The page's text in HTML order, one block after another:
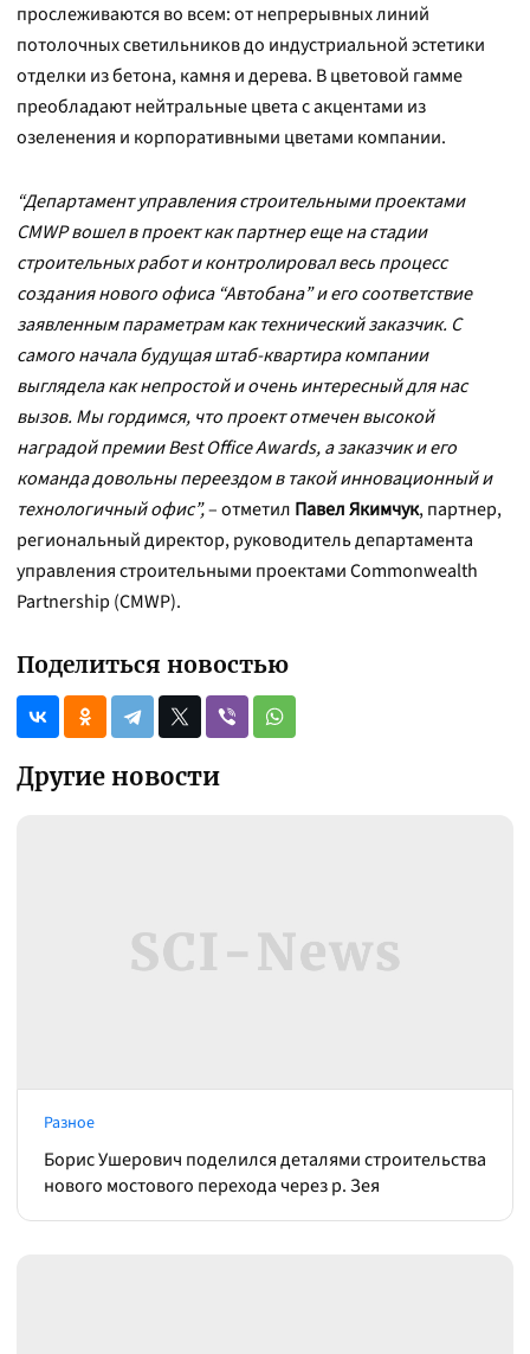
прослеживаются во всем: от непрерывных линий
потолочных светильников до индустриальной эстетики
отделки из бетона, камня и дерева. В цветовой гамме
преобладают нейтральные цвета с акцентами из
озеленения и корпоративными цветами компании.
“Департамент управления строительными проектами
CMWP вошел в проект как партнер еще на стадии
строительных работ и контролировал весь процесс
создания нового офиса “Автобана” и его соответствие
заявленным параметрам как технический заказчик. С
самого начала будущая штаб-квартира компании
выглядела как непростой и очень интересный для нас
вызов. Мы гордимся, что проект отмечен высокой
наградой премии Best Office Awards, а заказчик и его
команда довольны переездом в такой инновационный и
технологичный офис”,– отметил Павел Якимчук, партнер,
региональный директор, руководитель департамента
управления строительными проектами Commonwealth
Partnership (CMWP).
Поделиться новостью
Другие новости
Разное
Борис Ушерович поделился деталями строительства
нового мостового перехода через р. Зея